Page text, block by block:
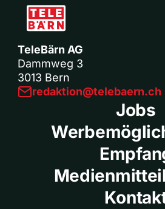
TeleBärn AG
Dammweg 3
3013 Bern
redaktion@telebaern.ch
Jobs